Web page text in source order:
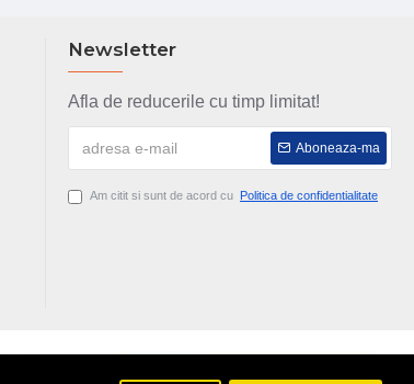
Newsletter
Afla de reducerile cu timp limitat!
Aboneaza-ma
Am citit si sunt de acord cu Politica de confidentialitate